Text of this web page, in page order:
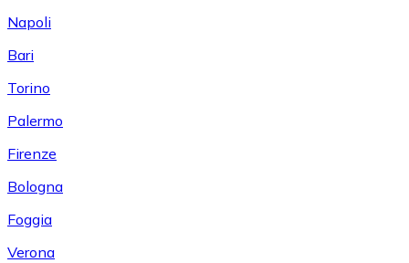
Napoli
Bari
Torino
Palermo
Firenze
Bologna
Foggia
Verona